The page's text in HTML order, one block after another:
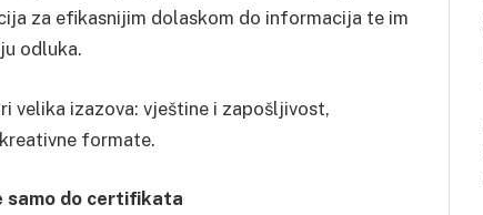
za efikasnijim dolaskom do informacija te im
odluka.
velika izazova: vještine i zapošljivost,
formate.
samo do certifikata